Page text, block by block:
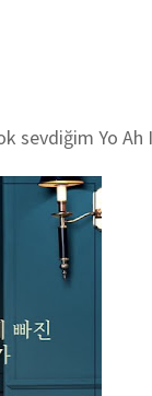
sevdiğim Yo Ah